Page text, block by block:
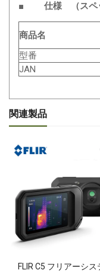
■ 仕様 （スペッ
商品名
型番
JAN
関連製品
FLIR C5 フリアーシス